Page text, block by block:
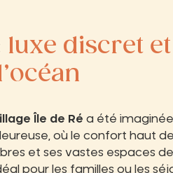
luxe discret et
Île de Ré a été
où le confort haut
et ses vastes espaces
pour les familles ou les